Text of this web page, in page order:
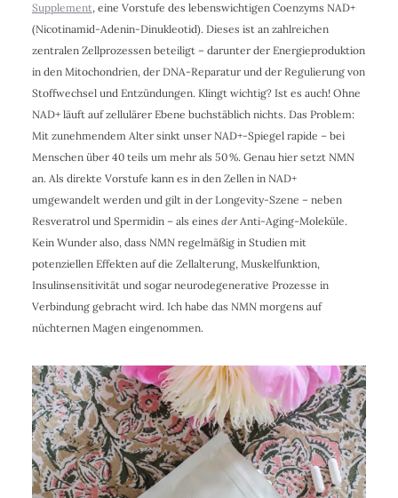
Supplement, eine Vorstufe des lebenswichtigen Coenzyms NAD+
(Nicotinamid-Adenin-Dinukleotid). Dieses ist an zahlreichen
zentralen Zellprozessen beteiligt – darunter der Energieproduktion
in den Mitochondrien, der DNA-Reparatur und der Regulierung von
Stoffwechsel und Entzündungen. Klingt wichtig? Ist es auch! Ohne
NAD+ läuft auf zellulärer Ebene buchstäblich nichts. Das Problem:
Mit zunehmendem Alter sinkt unser NAD+-Spiegel rapide – bei
Menschen über 40 teils um mehr als 50 %. Genau hier setzt NMN
an. Als direkte Vorstufe kann es in den Zellen in NAD+
umgewandelt werden und gilt in der Longevity-Szene – neben
Resveratrol und Spermidin – als eines derAnti-Aging-Moleküle.
Kein Wunder also, dass NMN regelmäßig in Studien mit
potenziellen Effekten auf die Zellalterung, Muskelfunktion,
Insulinsensitivität und sogar neurodegenerative Prozesse in
Verbindung gebracht wird. Ich habe das NMN morgens auf
nüchternen Magen eingenommen.